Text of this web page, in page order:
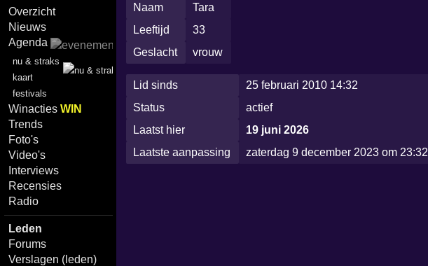
Overzicht
Nieuws
Agenda
nu & straks
kaart
festivals
WinactiesWIN
Trends
Foto's
Video's
Interviews
Recensies
Radio
Leden
Forums
Verslagen (leden)
Naam
Tara
Leeftijd
33
Geslacht
vrouw
Lid sinds
25 februari 2010 14:32
Status
actief
Laatst hier
19 juni 2026
Laatste aanpassing
zaterdag 9 december 2023 om 23:32